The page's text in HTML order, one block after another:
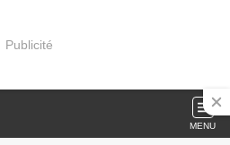
Publicité
MENU